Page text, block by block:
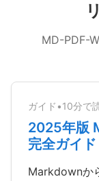
MD-PDF-
ガイド •10分で
2025年版
完全ガイド
Markdownか